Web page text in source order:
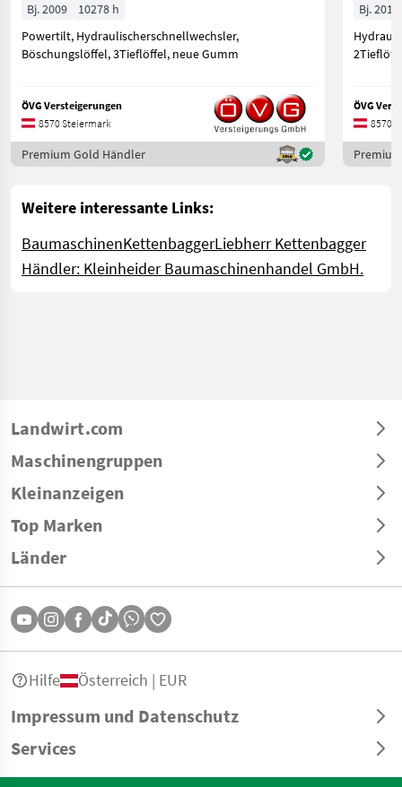
Bj. 2009
10278 h
Powertilt, Hydraulischerschnellwechsler,
Böschungslöffel, 3Tieflöffel, neue Gumm
ÖVG Versteigerungen
8570 Steiermark
Premium Gold Händler
Bj. 2013
ÖVG
8570
Weitere interessante Links:
BaumaschinenKettenbaggerLiebherr Kettenbagger
Händler: Kleinheider Baumaschinenhandel GmbH.
Landwirt.com
Maschinengruppen
Kleinanzeigen
Top Marken
Länder
Impressum und Datenschutz
Services
Hilfe Österreich | EUR